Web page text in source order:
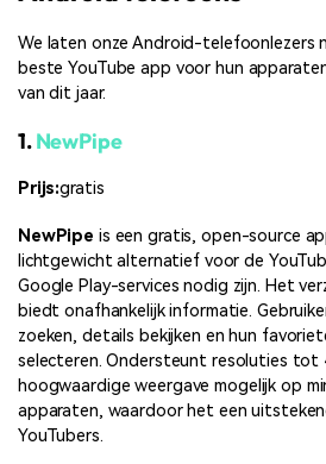
We laten onze Android-telefoonlezers
beste YouTube app voor hun
van dit jaar.
1.NewPipe
Prijs:gratis
NewPipe is een gratis, open-source
lichtgewicht alternatief voor de
Google Play-services nodig zijn. Het
biedt onafhankelijk informatie.
zoeken, details bekijken en hun
selecteren. Ondersteunt resoluties tot
hoogwaardige weergave mogelijk op
apparaten, waardoor het een
YouTubers.